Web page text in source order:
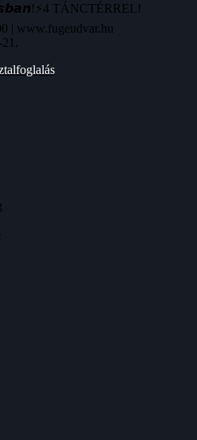
TÁNCTÉRREL!
| www.fugeudvar.hu